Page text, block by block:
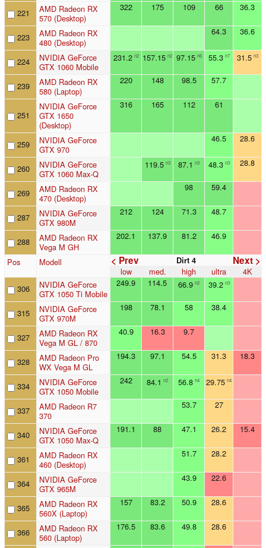
221
AMD Radeon RX
570 (Desktop)
322 175 109 66 36.3
223
AMD Radeon RX
480 (Desktop)
64.3 36.6
224
NVIDIA GeForce
GTX 1060 Mobile
231.2 n2 157.15 n2 97.15 n6 55.3 n7 31.5 n3
239
AMD Radeon RX
580 (Laptop)
220 148 98.5 57.7
251
NVIDIA GeForce
GTX 1650
(Desktop)
316 165 112 61
259
NVIDIA GeForce
GTX 970
46.5 28.6
260
NVIDIA GeForce
GTX 1060 Max-Q
119.5 n3 87.1 n3 48.3 n3 28.8
269
AMD Radeon RX
470 (Desktop)
98 59.4
287
NVIDIA GeForce
GTX 980M
212 124 71.3 48.7
288
AMD Radeon RX
Vega M GH
202.1 137.9 81.2 46.9
Pos Modell < Prev Next >
Dirt 4
low med. high ultra
4K
306
NVIDIA GeForce
GTX 1050 Ti Mobile
249.9 114.5 66.9 n2 39.2 n3
315
NVIDIA GeForce
GTX 970M
198 78.1 58 38.4
327
AMD Radeon RX
Vega M GL / 870
40.9 16.3 9.7
328
AMD Radeon Pro
WX Vega M GL
194.3 97.1 54.5 31.3 18.3
334
NVIDIA GeForce
GTX 1050 Mobile
242 84.1 n2 56.8 n4 29.75 n4
337
AMD Radeon R7
370
53.7 27
340
NVIDIA GeForce
GTX 1050 Max-Q
191.1 88 47.1 26.2 15.4
361
AMD Radeon RX
460 (Desktop)
51.7 28.2
364
NVIDIA GeForce
GTX 965M
43.9 22.6
365
AMD Radeon RX
560X (Laptop)
157 83.2 50.9 28.6
366
AMD Radeon RX
560 (Laptop)
176.5 83.6 49.8 28.6